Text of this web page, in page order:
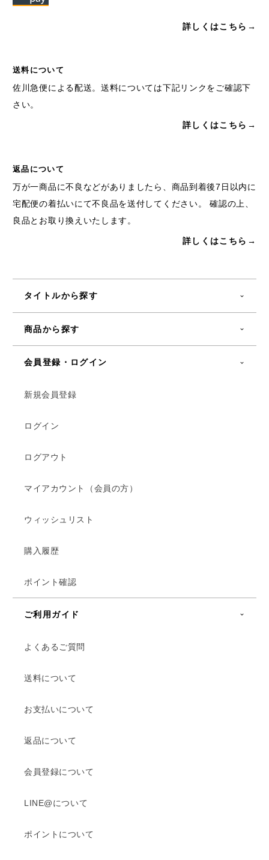
詳しくはこちら→
送料について
佐川急便による配送。送料については下記リンクをご確認下
さい。
詳しくはこちら→
返品について
万が一商品に不良などがありましたら、商品到着後7日以内に
宅配便の着払いにて不良品を送付してください。 確認の上、
良品とお取り換えいたします。
詳しくはこちら→
タイトルから探す
商品から探す
会員登録・ログイン
新規会員登録
ログイン
ログアウト
マイアカウント（会員の方）
ウィッシュリスト
購入履歴
ポイント確認
ご利用ガイド
よくあるご質問
送料について
お支払いについて
返品について
会員登録について
LINE@について
ポイントについて